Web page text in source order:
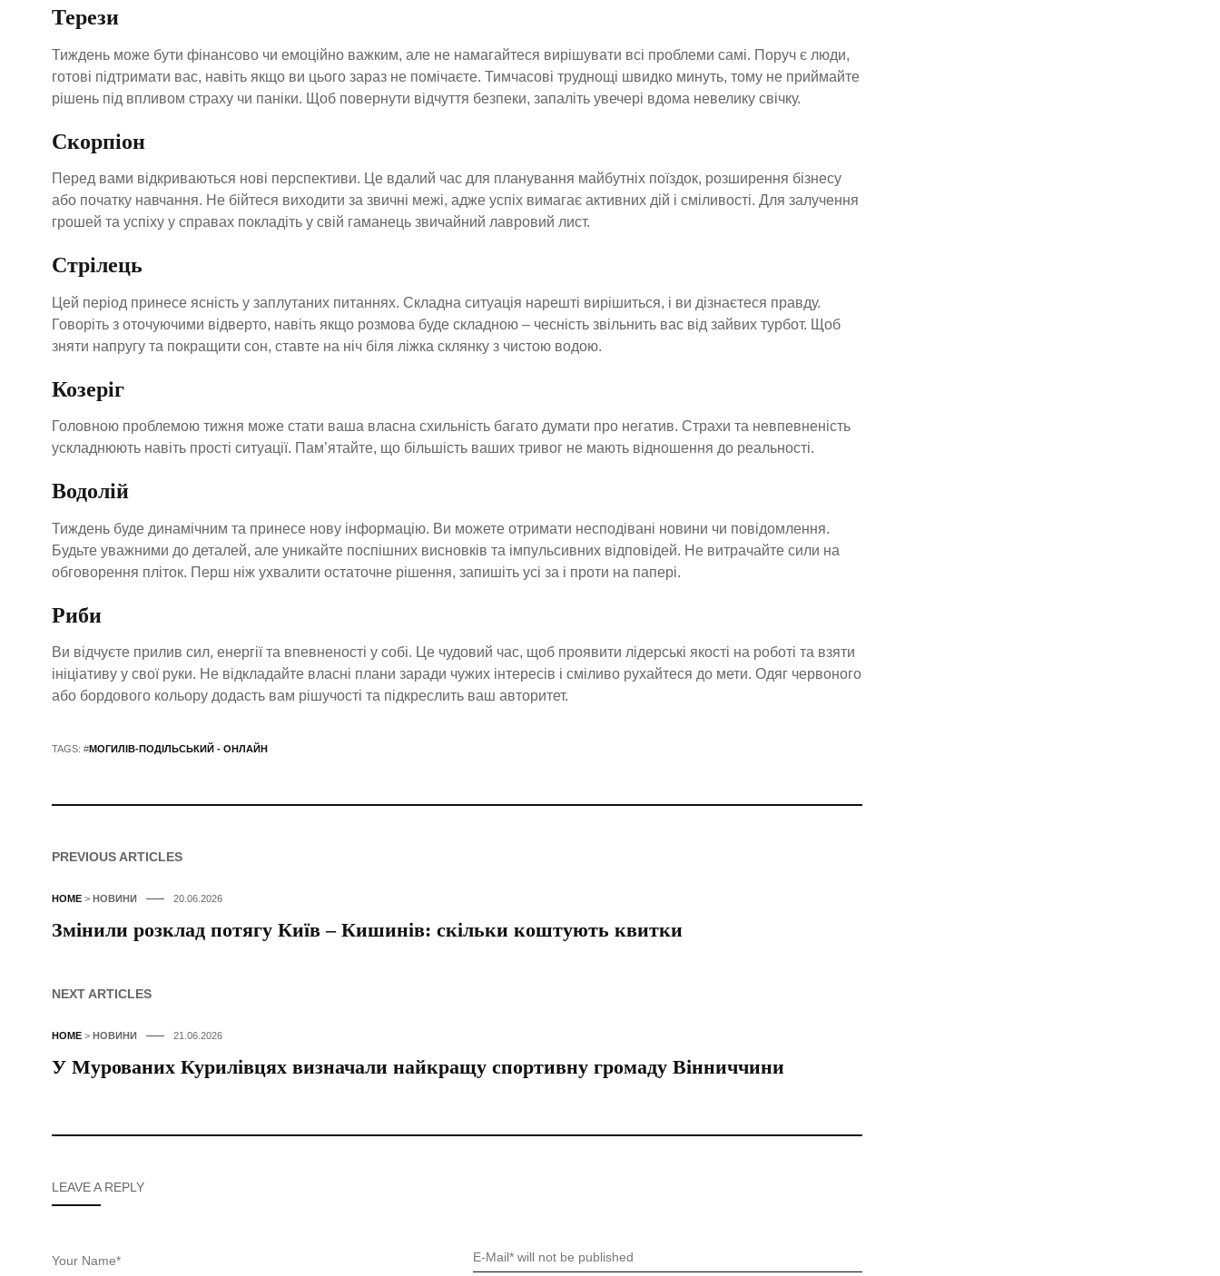
Терези
Тиждень може бути фінансово чи емоційно важким, але не намагайтеся вирішувати всі проблеми самі. Поруч є люди,
готові підтримати вас, навіть якщо ви цього зараз не помічаєте. Тимчасові труднощі швидко минуть, тому не приймайте
рішень під впливом страху чи паніки. Щоб повернути відчуття безпеки, запаліть увечері вдома невелику свічку.
Скорпіон
Перед вами відкриваються нові перспективи. Це вдалий час для планування майбутніх поїздок, розширення бізнесу
або початку навчання. Не бійтеся виходити за звичні межі, адже успіх вимагає активних дій і сміливості. Для залучення
грошей та успіху у справах покладіть у свій гаманець звичайний лавровий лист.
Стрілець
Цей період принесе ясність у заплутаних питаннях. Складна ситуація нарешті вирішиться, і ви дізнаєтеся правду.
Говоріть з оточуючими відверто, навіть якщо розмова буде складною – чесність звільнить вас від зайвих турбот. Щоб
зняти напругу та покращити сон, ставте на ніч біля ліжка склянку з чистою водою.
Козеріг
Головною проблемою тижня може стати ваша власна схильність багато думати про негатив. Страхи та невпевненість
ускладнюють навіть прості ситуації. Пам’ятайте, що більшість ваших тривог не мають відношення до реальності.
Водолій
Тиждень буде динамічним та принесе нову інформацію. Ви можете отримати несподівані новини чи повідомлення.
Будьте уважними до деталей, але уникайте поспішних висновків та імпульсивних відповідей. Не витрачайте сили на
обговорення пліток. Перш ніж ухвалити остаточне рішення, запишіть усі за і проти на папері.
Риби
Ви відчуєте прилив сил, енергії та впевненості у собі. Це чудовий час, щоб проявити лідерські якості на роботі та взяти
ініціативу у свої руки. Не відкладайте власні плани заради чужих інтересів і сміливо рухайтеся до мети. Одяг червоного
або бордового кольору додасть вам рішучості та підкреслить ваш авторитет.
TAGS: #МОГИЛІВ-ПОДІЛЬСЬКИЙ - ОНЛАЙН
PREVIOUS ARTICLES
HOME > НОВИНИ 20.06.2026
Змінили розклад потягу Київ – Кишинів: скільки коштують квитки
NEXT ARTICLES
HOME > НОВИНИ 21.06.2026
У Мурованих Курилівцях визначали найкращу спортивну громаду Вінниччини
LEAVE A REPLY